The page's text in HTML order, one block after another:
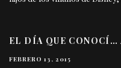
EL DÍA QUE CONOCÍ…
FEBRERO 13, 2015